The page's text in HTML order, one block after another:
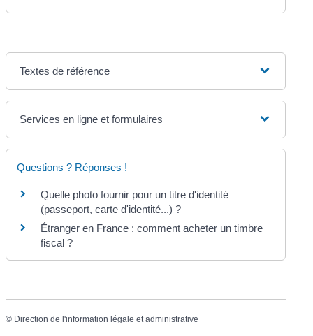
Textes de référence
Services en ligne et formulaires
Questions ? Réponses !
Quelle photo fournir pour un titre d'identité
(passeport, carte d'identité...) ?
Étranger en France : comment acheter un timbre
fiscal ?
© Direction de l'information légale et administrative